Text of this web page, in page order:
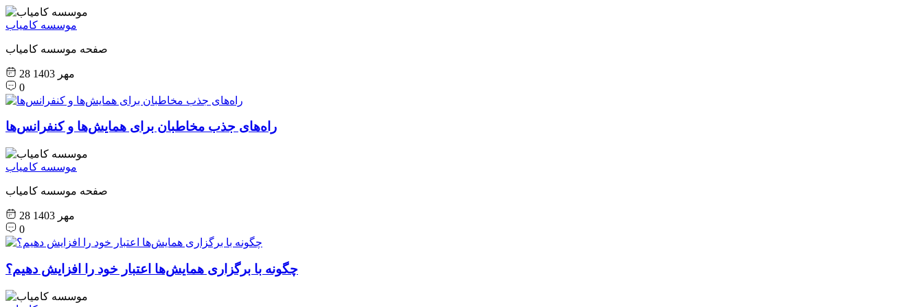
موسسه کامیاب
صفحه موسسه کامیاب
28 مهر 1403
0
راه‌های جذب مخاطبان برای همایش‌ها و کنفرانس‌ها
موسسه کامیاب
صفحه موسسه کامیاب
28 مهر 1403
0
چگونه با برگزاری همایش‌ها اعتبار خود را افزایش دهیم؟